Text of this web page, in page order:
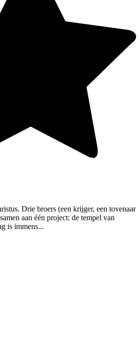
Drie broers (een krijger, een tovenaar
aan één project: de tempel van
is immens...